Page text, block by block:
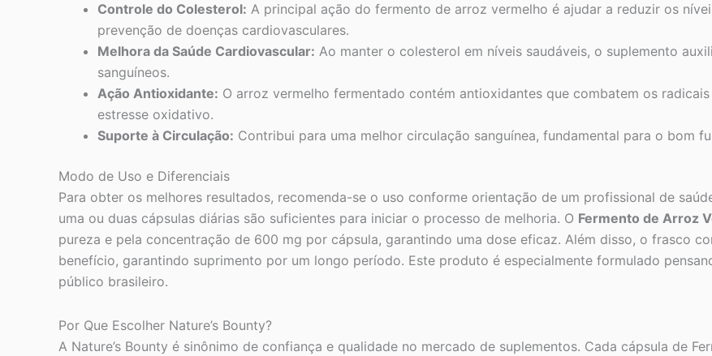
Controle do Colesterol: A principal ação do fermento de arroz vermelho é ajudar a reduzir os
prevenção de doenças cardiovasculares.
Melhora da Saúde Cardiovascular: Ao manter o colesterol em níveis saudáveis, o suplemento
sanguíneos.
Ação Antioxidante: O arroz vermelho fermentado contém antioxidantes que combatem os
estresse oxidativo.
Suporte à Circulação: Contribui para uma melhor circulação sanguínea, fundamental para o bom
Modo de Uso e Diferenciais
Para obter os melhores resultados, recomenda-se o uso conforme orientação de um profissional de
uma ou duas cápsulas diárias são suficientes para iniciar o processo de melhoria. O Fermento de Arroz
pureza e pela concentração de 600 mg por cápsula, garantindo uma dose eficaz. Além disso, o frasco
benefício, garantindo suprimento por um longo período. Este produto é especialmente formulado
público brasileiro.
Por Que Escolher Nature’s Bounty?
A Nature’s Bounty é sinônimo de confiança e qualidade no mercado de suplementos. Cada cápsula de